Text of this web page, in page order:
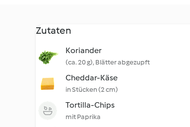
Zutaten
Koriander
(ca. 20 g), Blätter abgezupft
Cheddar-Käse
in Stücken (2 cm)
Tortilla-Chips
mit Paprika